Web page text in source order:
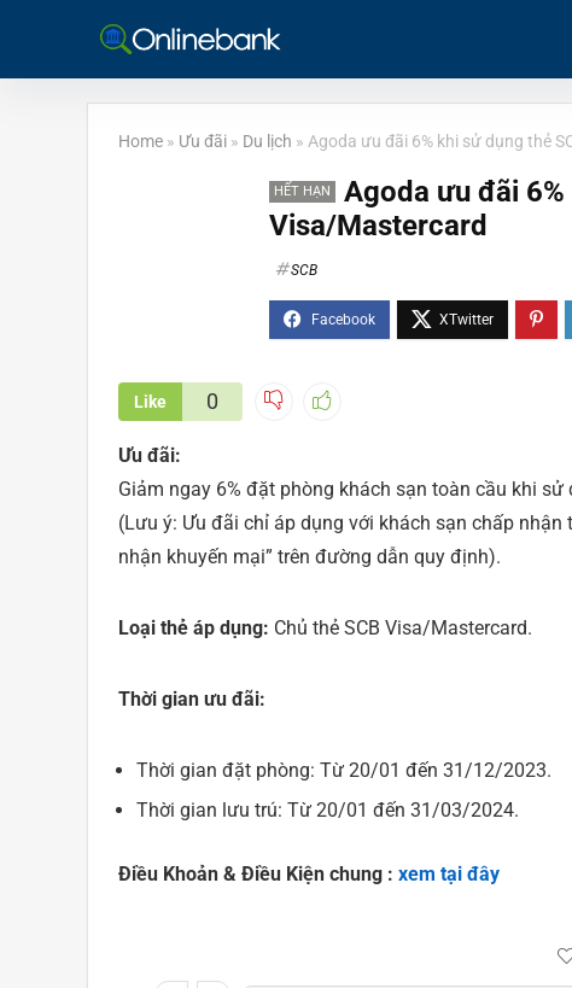
Home » Ưu đãi » Du lịch » Agoda ưu đãi 6% khi sử dụng thẻ
HẾT HẠN
Agoda ưu đãi
Visa/Mastercard
SCB
Like 0
Ưu đãi:
Giảm ngay 6% đặt phòng khách sạn toàn cầu khi
(Lưu ý: Ưu đãi chỉ áp dụng với khách sạn chấp
nhận khuyến mại” trên đường dẫn quy định).
Loại thẻ áp dụng: Chủ thẻ SCB Visa/Mastercard.
Thời gian ưu đãi:
Thời gian đặt phòng: Từ 20/01 đến 31/12/2023.
Thời gian lưu trú: Từ 20/01 đến 31/03/2024.
Điều Khoản & Điều Kiện chung : xem tại đây